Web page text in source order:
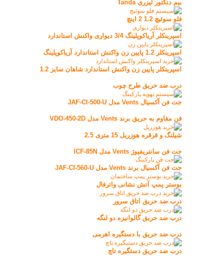
بیم دتکتور لیزری Tanda
فلو سوئیچ 1.2 2 اینچ
اسپرینکلر آریاکوپلینگ 3/4 دیواری واکنش استاندارد
اسپرینکلر 1.2 پایین زن واکنش استاندارد آریاکوپلینگ
اسپرینکلر پایین زن واکنش استاندارد شاهان سایز 1.2
درب ضد حریق طرح چوب
جت فن آکسیال Vents مدل JAF-CI-500-U
فن مقاوم به حریق برند Vents مدل VDO-450-2D
شیلنگ و قرقره هوزریل 15 متری 2.5
جت فن سانتریفیوژ Vents مدل ICF-85N
جت فن آکسیال برند Vents مدل JAF-CI-560-U
بوستر پمپ آتش نشانی واترفال
درب ضد حريق اتاق سرور
درب ضد حریق گالوانیزه دو لنگه
درب ضد حریق با دستگیره اهرمی
درب ضد حریق دستگیره تاچ